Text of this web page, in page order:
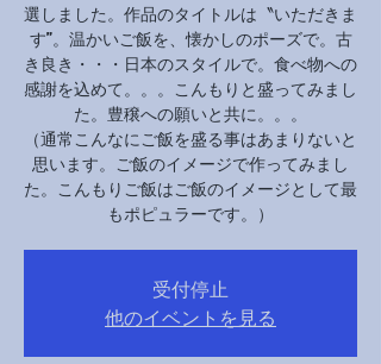
選しました。作品のタイトルは〝いただきま
す”。温かいご飯を、懐かしのポーズで。古
き良き・・・日本のスタイルで。食べ物への
感謝を込めて。。。こんもりと盛ってみまし
た。豊穣への願いと共に。。。
（通常こんなにご飯を盛る事はあまりないと
思います。ご飯のイメージで作ってみまし
た。こんもりご飯はご飯のイメージとして最
もポピュラーです。）
受付停止
他のイベントを見る